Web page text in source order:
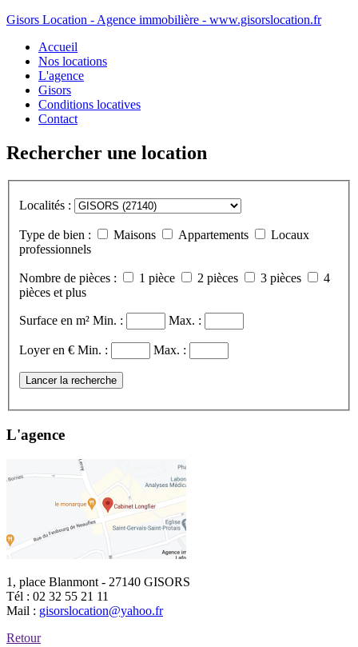
Gisors Location - Agence immobilière - www.gisorslocation.fr
Accueil
Nos locations
L'agence
Gisors
Conditions locatives
Contact
Rechercher une location
Localités :
Type de bien : Maisons Appartements
Locaux
professionnels
Nombre de pièces : 1 pièce 2 pièces 3 pièces
4
pièces et plus
Surface en m² Min. : Max. :
Loyer en € Min. : Max. :
Lancer la recherche
L'agence
1, place Blanmont - 27140 GISORS
Tél : 02 32 55 21 11
Mail : gisorslocation@yahoo.fr
Retour